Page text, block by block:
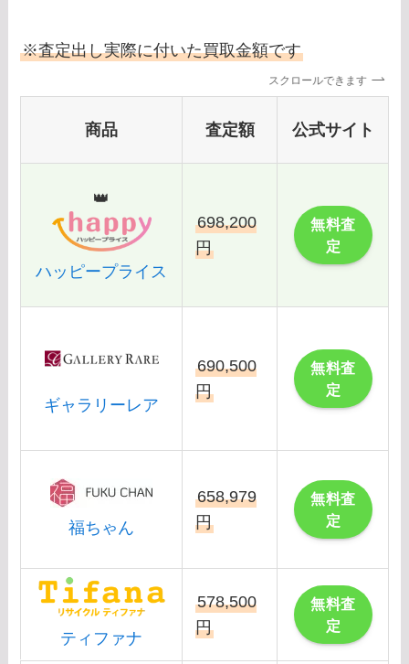
※査定出し実際に付いた買取金額です
スクロールできます
商品 査定額 公式サイト
👑
ハッピープライス
698,200
円
無料査
定
ギャラリーレア
690,500
円
無料査
定
福ちゃん
658,979
円
無料査
定
ティファナ
578,500
円
無料査
定